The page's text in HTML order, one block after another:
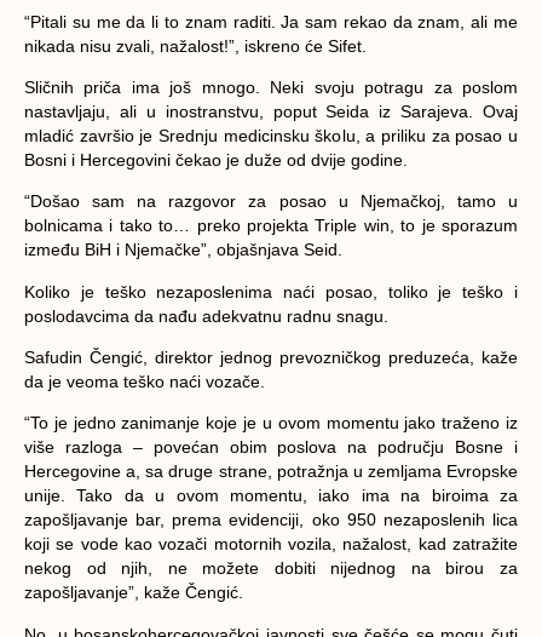
“Pitali su me da li to znam raditi. Ja sam rekao da znam, ali me
nikada nisu zvali, nažalost!”, iskreno će Sifet.
Sličnih priča ima još mnogo. Neki svoju potragu za poslom
nastavljaju, ali u inostranstvu, poput Seida iz Sarajeva. Ovaj
mladić završio je Srednju medicinsku školu, a priliku za posao u
Bosni i Hercegovini čekao je duže od dvije godine.
“Došao sam na razgovor za posao u Njemačkoj, tamo u
bolnicama i tako to… preko projekta Triple win, to je sporazum
između BiH i Njemačke”, objašnjava Seid.
Koliko je teško nezaposlenima naći posao, toliko je teško i
poslodavcima da nađu adekvatnu radnu snagu.
Safudin Čengić, direktor jednog prevozničkog preduzeća, kaže
da je veoma teško naći vozače.
“To je jedno zanimanje koje je u ovom momentu jako traženo iz
više razloga – povećan obim poslova na području Bosne i
Hercegovine a, sa druge strane, potražnja u zemljama Evropske
unije. Tako da u ovom momentu, iako ima na biroima za
zapošljavanje bar, prema evidenciji, oko 950 nezaposlenih lica
koji se vode kao vozači motornih vozila, nažalost, kad zatražite
nekog od njih, ne možete dobiti nijednog na birou za
zapošljavanje”, kaže Čengić.